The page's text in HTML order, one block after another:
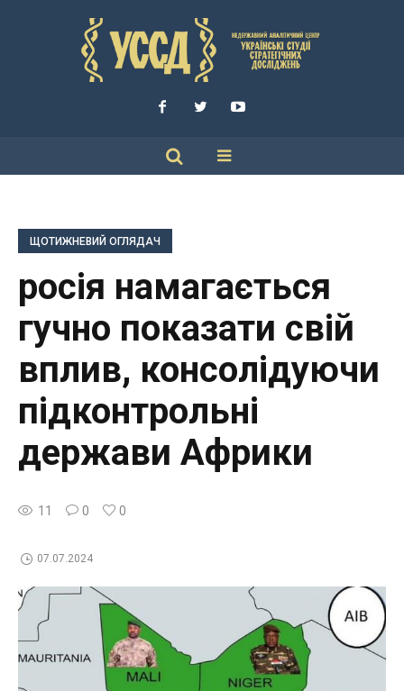
ЩОТИЖНЕВИЙ ОГЛЯДАЧ
росія намагається
гучно показати свій
вплив, консолідуючи
підконтрольні
держави Африки
11 0 0
07.07.2024